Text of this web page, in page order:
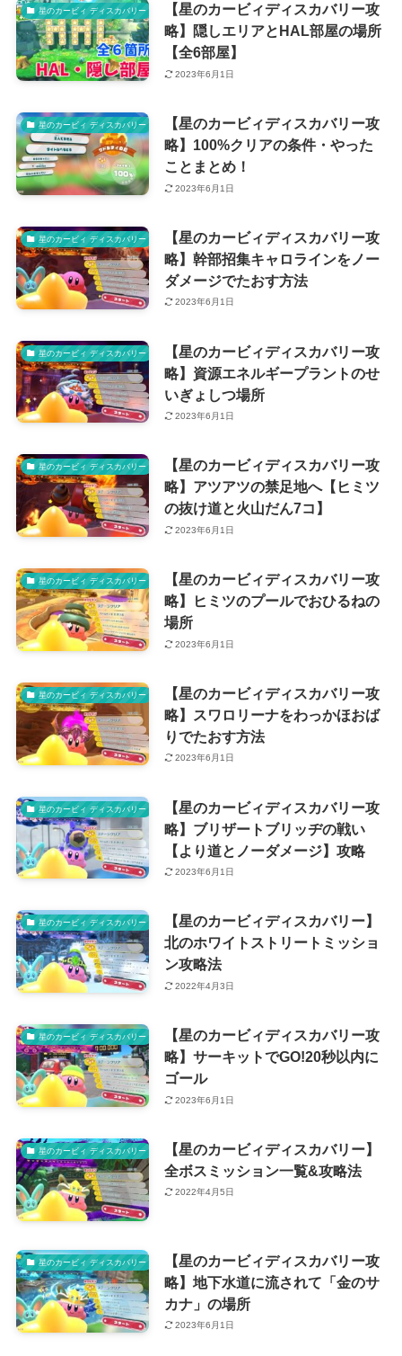
星のカービィ ディスカバリー
【星のカービィディスカバリー攻
略】隠しエリアとHAL部屋の場所
【全6部屋】
2023年6月1日
星のカービィ ディスカバリー
【星のカービィディスカバリー攻
略】100%クリアの条件・やった
ことまとめ！
2023年6月1日
星のカービィ ディスカバリー
【星のカービィディスカバリー攻
略】幹部招集キャロラインをノー
ダメージでたおす方法
2023年6月1日
星のカービィ ディスカバリー
【星のカービィディスカバリー攻
略】資源エネルギープラントのせ
いぎょしつ場所
2023年6月1日
星のカービィ ディスカバリー
【星のカービィディスカバリー攻
略】アツアツの禁足地へ【ヒミツ
の抜け道と火山だん7コ】
2023年6月1日
星のカービィ ディスカバリー
【星のカービィディスカバリー攻
略】ヒミツのプールでおひるねの
場所
2023年6月1日
星のカービィ ディスカバリー
【星のカービィディスカバリー攻
略】スワロリーナをわっかほおば
りでたおす方法
2023年6月1日
星のカービィ ディスカバリー
【星のカービィディスカバリー攻
略】ブリザートブリッヂの戦い
【より道とノーダメージ】攻略
2023年6月1日
星のカービィ ディスカバリー
【星のカービィディスカバリー】
北のホワイトストリートミッショ
ン攻略法
2022年4月3日
星のカービィ ディスカバリー
【星のカービィディスカバリー攻
略】サーキットでGO!20秒以内に
ゴール
2023年6月1日
星のカービィ ディスカバリー
【星のカービィディスカバリー】
全ボスミッション一覧&攻略法
2022年4月5日
星のカービィ ディスカバリー
【星のカービィディスカバリー攻
略】地下水道に流されて「金のサ
カナ」の場所
2023年6月1日